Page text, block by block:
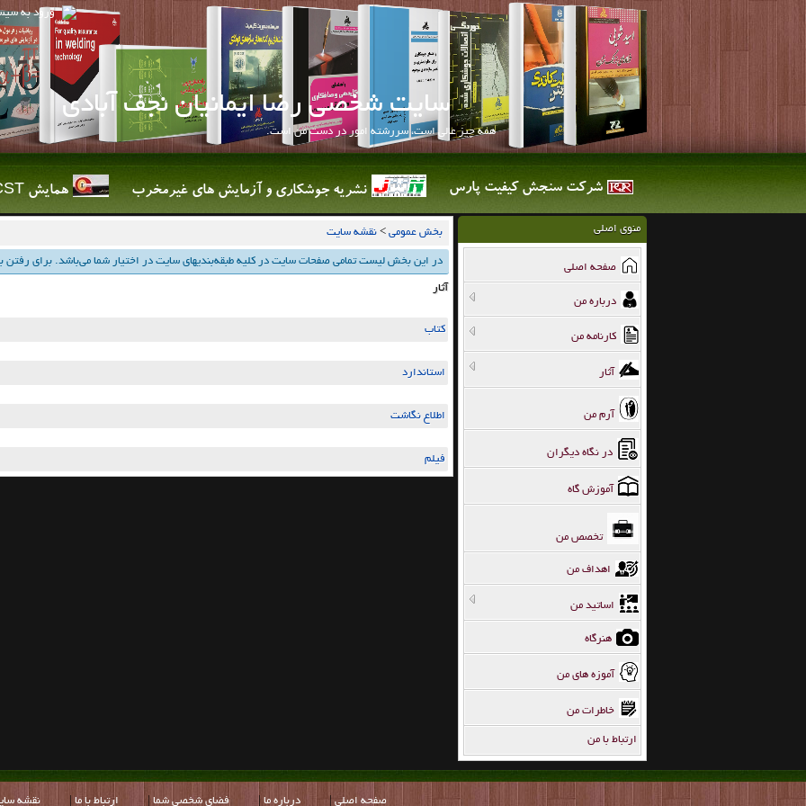
ورود به
سایت شخصی رضا ایمانیان نجف آبادی
همه چيز عالي است، سررشته امور در دست من است.
شرکت سنجش کیفیت پارس
شرکت سنجش کیفیت پارس در سال 1386 تاسیس گردید.
نشریه جوشکاری و آزمایش های غیرمخرب همایش QCST
منوی اصلی
صفحه اصلي
درباره من
کارنامه من
آثار
آرم من
در نگاه دیگران
آموزش گاه
تخصص من
اهداف من
اساتید من
هنرگاه
آموزه های من
خاطرات من
ارتباط با من
بخش عمومي > نقشه سایت
در این بخش لیست تمامی صفحات سایت در كلیه طبقه‌بندیهای سایت در اختیار شما می‌باشد. برای رفتن
آثار
کتاب
استاندارد
اطلاع نگاشت
فیلم
صفحه اصلي درباره ما فضاي شخصي شما ارتباط با ما نقشه